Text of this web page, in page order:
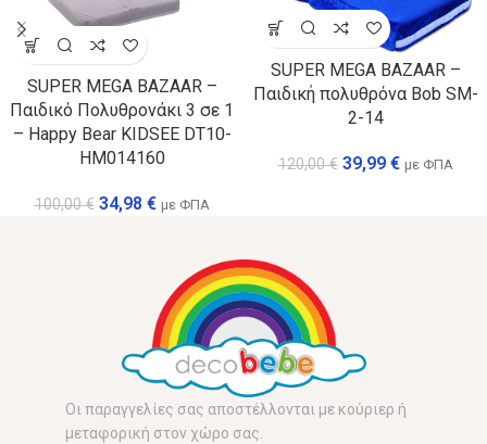
SUPER MEGA BAZAAR –
Παιδικό Πολυθρονάκι 3 σε 1
– Happy Bear KIDSEE DT10-
HM014160
100,00€ 34,98 € με ΦΠΑ
SUPER MEGA BAZAAR –
Παιδική πολυθρόνα Bob SM-
2-14
120,00€ 39,99 € με ΦΠΑ
Οι παραγγελίες σας αποστέλλονται με κούριερ ή
μεταφορική στον χώρο σας.